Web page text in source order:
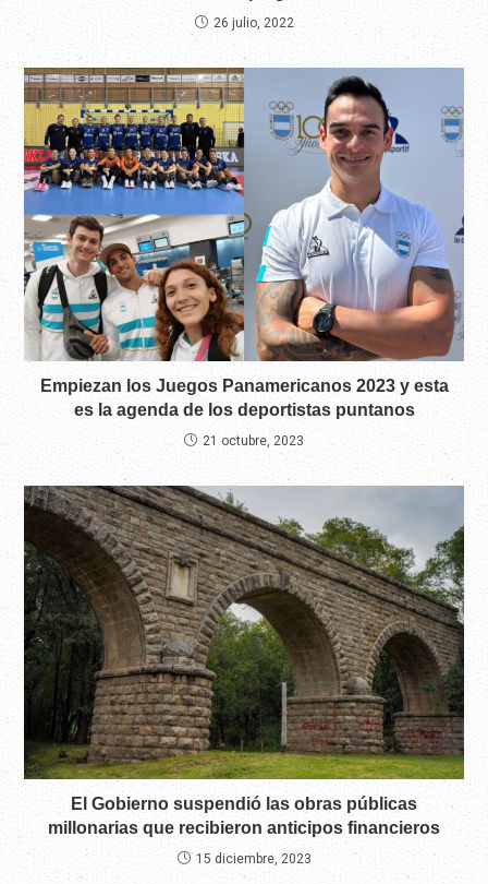
26 julio, 2022
Empiezan los Juegos Panamericanos 2023 y esta
es la agenda de los deportistas puntanos
21 octubre, 2023
El Gobierno suspendió las obras públicas
millonarias que recibieron anticipos financieros
15 diciembre, 2023